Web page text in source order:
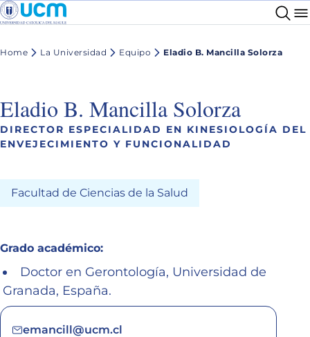
Home La Universidad Equipo Eladio B. Mancilla Solorza
Eladio B. Mancilla Solorza
DIRECTOR ESPECIALIDAD EN KINESIOLOGÍA DEL
ENVEJECIMIENTO Y FUNCIONALIDAD
Facultad de Ciencias de la Salud
Grado académico:
Doctor en Gerontología, Universidad de
Granada, España.
emancill@ucm.cl